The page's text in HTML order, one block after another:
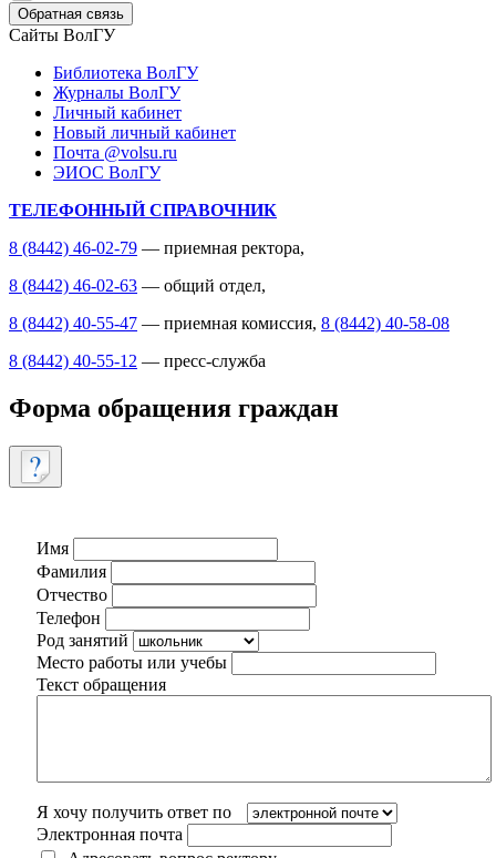
Обратная связь
Сайты ВолГУ
Библиотека ВолГУ
Журналы ВолГУ
Личный кабинет
Новый личный кабинет
Почта @volsu.ru
ЭИОС ВолГУ
ТЕЛЕФОННЫЙ СПРАВОЧНИК
8 (8442) 46-02-79 — приемная ректора,
8 (8442) 46-02-63 — общий отдел,
8 (8442) 40-55-47 — приемная комиссия, 8 (8442) 40-58-08
8 (8442) 40-55-12 — пресс-служба
Форма обращения граждан
Имя
Фамилия
Отчество
Телефон
Род занятий
Место работы или учебы
Текст обращения
Я хочу получить ответ по
Электронная почта